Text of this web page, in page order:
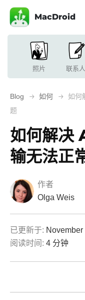
MacDroid
照片 联系人
Blog 如何
如何
题
如何解决
输无法正
作者
Olga Weis
已更新于:
阅读时间: 4 分钟